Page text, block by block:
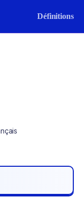
Définitions